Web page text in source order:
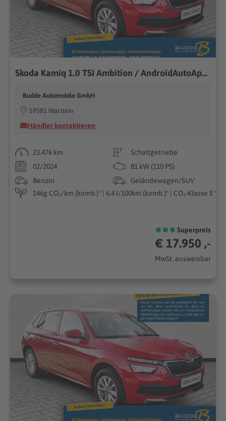
Skoda Kamiq 1.0 TSI Ambition / AndroidAutoAppleCarPlay
Budde Automobile GmbH
59581 Warstein
Händler kontaktieren
23.476 km
Schaltgetriebe
02/2024
81 kW (110 PS)
Benzin
Geländewagen/SUV
146g CO₂/km (komb.)* | 6.4 l/100km (komb.)* | CO₂-Klasse E*
Superpreis
€ 17.950 ,-
MwSt. ausweisbar